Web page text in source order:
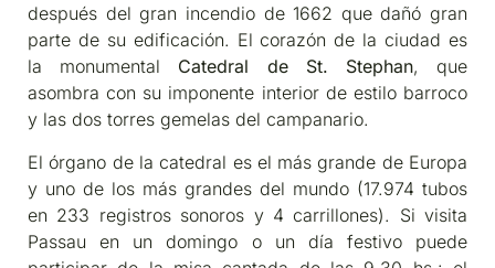
después del gran incendio de 1662 que dañó gran
parte de su edificación. El corazón de la ciudad es
la monumental Catedral de St. Stephan, que
asombra con su imponente interior de estilo barroco
y las dos torres gemelas del campanario.
El órgano de la catedral es el más grande de Europa
y uno de los más grandes del mundo (17.974 tubos
en 233 registros sonoros y 4 carrillones). Si visita
Passau en un domingo o un día festivo puede